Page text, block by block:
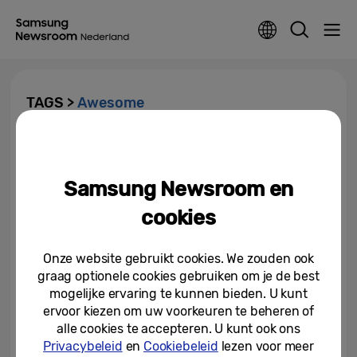
TAGS >Awesome
14-03-2022
Samsung Newsroom en
cookies
Onze website gebruikt cookies. We zouden ook
graag optionele cookies gebruiken om je de best
mogelijke ervaring te kunnen bieden. U kunt
ervoor kiezen om uw voorkeuren te beheren of
alle cookies te accepteren. U kunt ook ons
Privacybeleid en Cookiebeleid lezen voor meer